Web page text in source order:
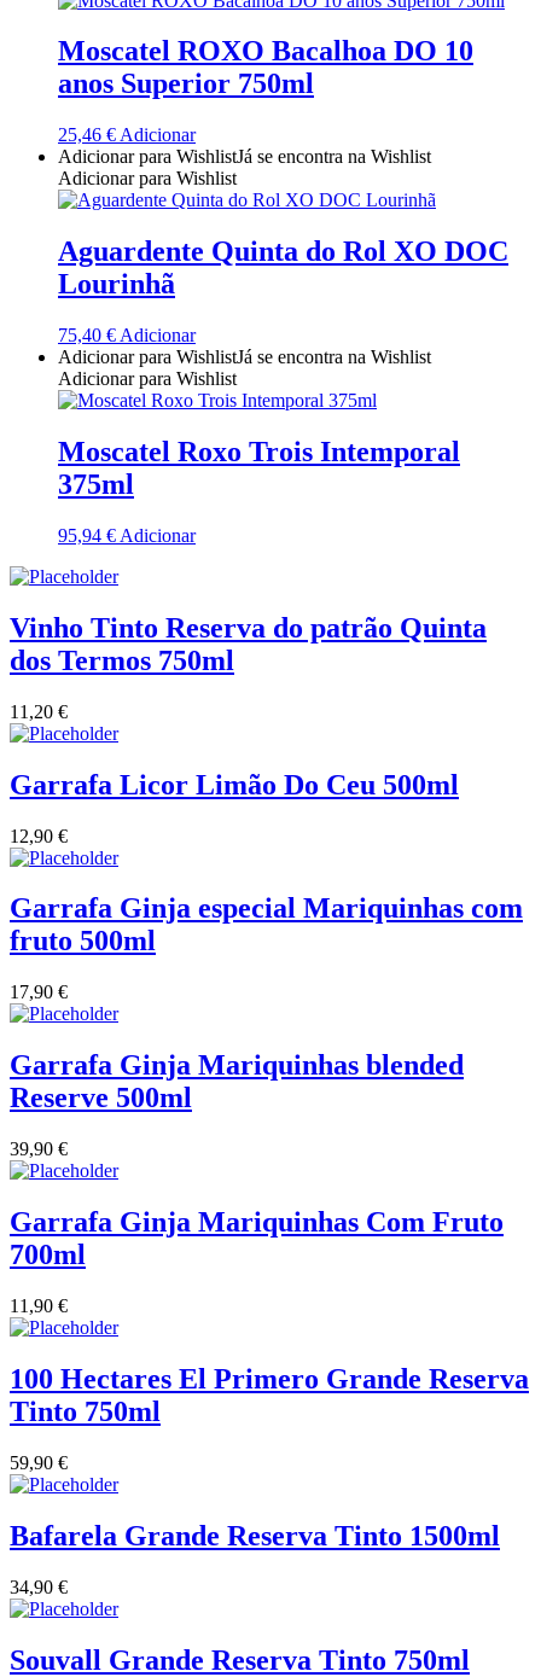
Quinta do Sobreiró Trás-os -Montes
Quinta Do Ventozelo - Douro
Quinta Dos Termos - Beira Interior
Quinta José Rodrigues - Humanitas
Rego Wines Beira interior
Só Vinha
Tapada de Coelheiros - Alentejo
Tiago Cabaço Alentejo
Trois Setubal
Vinilourenço Douro
Moscatel ROXO Bacalhoa DO 10
anos Superior 750ml
25,46 € Adicionar
Adicionar para WishlistJá se encontra na Wishlist
Adicionar para Wishlist
Aguardente Quinta do Rol XO DOC
Lourinhã
75,40 € Adicionar
Adicionar para WishlistJá se encontra na Wishlist
Adicionar para Wishlist
Moscatel Roxo Trois Intemporal
375ml
95,94 € Adicionar
Vinho Tinto Reserva do patrão Quinta
dos Termos 750ml
11,20 €
Garrafa Licor Limão Do Ceu 500ml
12,90 €
Garrafa Ginja especial Mariquinhas com
fruto 500ml
17,90 €
Garrafa Ginja Mariquinhas blended
Reserve 500ml
39,90 €
Garrafa Ginja Mariquinhas Com Fruto
700ml
11,90 €
100 Hectares El Primero Grande Reserva
Tinto 750ml
59,90 €
Bafarela Grande Reserva Tinto 1500ml
34,90 €
Souvall Grande Reserva Tinto 750ml